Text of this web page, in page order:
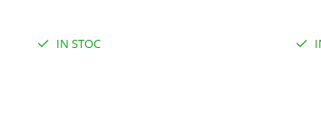
IN STOC